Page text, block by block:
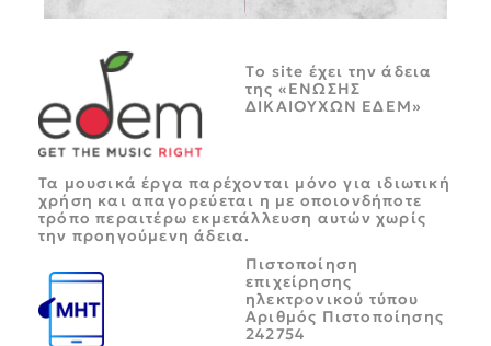
Tο site έχει την άδεια
της «ΕΝΩΣΗΣ
ΔΙΚΑΙΟΥΧΩΝ ΕΔΕΜ»
Τα μουσικά έργα παρέχονται μόνο για ιδιωτική
χρήση και απαγορεύεται η με οποιονδήποτε
τρόπο περαιτέρω εκμετάλλευση αυτών χωρίς
την προηγούμενη άδεια.
Πιστοποίηση
επιχείρησης
ηλεκτρονικού τύπου
Αριθμός Πιστοποίησης
242754